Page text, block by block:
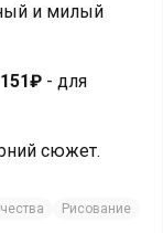
и милый
151₽ - для
сюжет.
Рисование